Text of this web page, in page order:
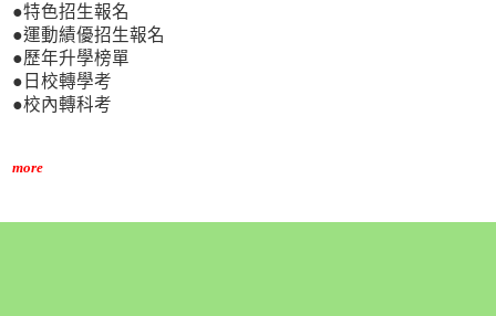
●特色招生報名
●運動績優招生報名
●歷年升學榜單
●日校轉學考
●校內轉科考
more